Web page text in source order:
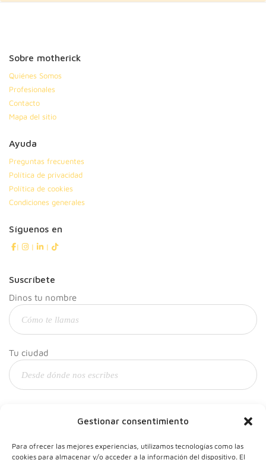
Gestionar consentimiento
Para ofrecer las mejores experiencias, utilizamos tecnologías como las
cookies para almacenar y/o acceder a la información del dispositivo. El
Sobre motherick
Quiénes Somos
Profesionales
Contacto
Mapa del sitio
Ayuda
Preguntas frecuentes
Política de privacidad
Política de cookies
Condiciones generales
Síguenos en
| | |
Suscríbete
Dinos tu nombre
Tu ciudad